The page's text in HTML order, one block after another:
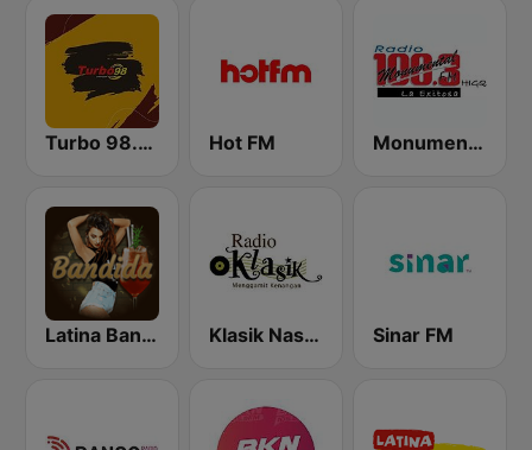
Turbo 98.3 FM Hot FM Monumental 100.3 FM
Latina Bandida! Klasik Nasional FM Sinar FM